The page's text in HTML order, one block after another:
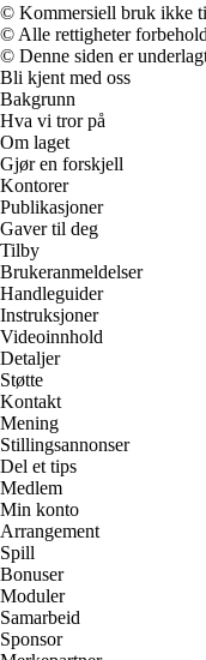
© Kommersiell bruk ikke
© Alle rettigheter
© Denne siden er
Bli kjent med oss
Bakgrunn
Hva vi tror på
Om laget
Gjør en forskjell
Kontorer
Publikasjoner
Gaver til deg
Tilby
Brukeranmeldelser
Handleguider
Instruksjoner
Videoinnhold
Detaljer
Støtte
Kontakt
Mening
Stillingsannonser
Del et tips
Medlem
Min konto
Arrangement
Spill
Bonuser
Moduler
Samarbeid
Sponsor